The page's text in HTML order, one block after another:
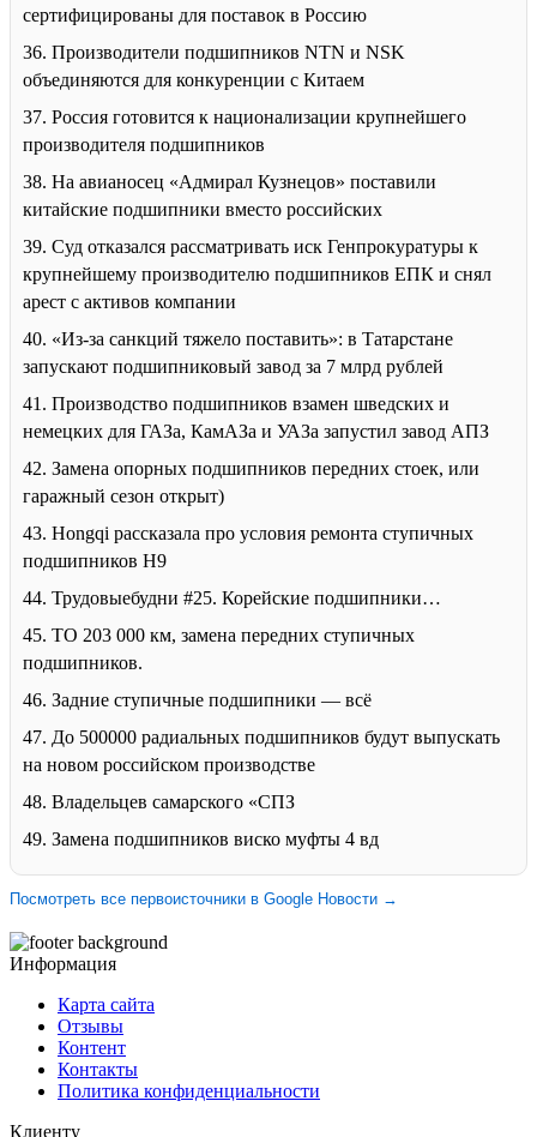
сертифицированы для поставок в Россию
36. Производители подшипников NTN и NSK
объединяются для конкуренции с Китаем
37. Россия готовится к национализации крупнейшего
производителя подшипников
38. На авианосец «Адмирал Кузнецов» поставили
китайские подшипники вместо российских
39. Суд отказался рассматривать иск Генпрокуратуры к
крупнейшему производителю подшипников ЕПК и снял
арест с активов компании
40. «Из-за санкций тяжело поставить»: в Татарстане
запускают подшипниковый завод за 7 млрд рублей
41. Производство подшипников взамен шведских и
немецких для ГАЗа, КамАЗа и УАЗа запустил завод АПЗ
42. Замена опорных подшипников передних стоек, или
гаражный сезон открыт)
43. Hongqi рассказала про условия ремонта ступичных
подшипников H9
44. Трудовыебудни #25. Корейские подшипники…
45. ТО 203 000 км, замена передних ступичных
подшипников.
46. Задние ступичные подшипники — всё
47. До 500000 радиальных подшипников будут выпускать
на новом российском производстве
48. Владельцев самарского «СПЗ
49. Замена подшипников виско муфты 4 вд
Посмотреть все первоисточники в Google Новости →
Информация
Карта сайта
Отзывы
Контент
Контакты
Политика конфиденциальности
Клиенту